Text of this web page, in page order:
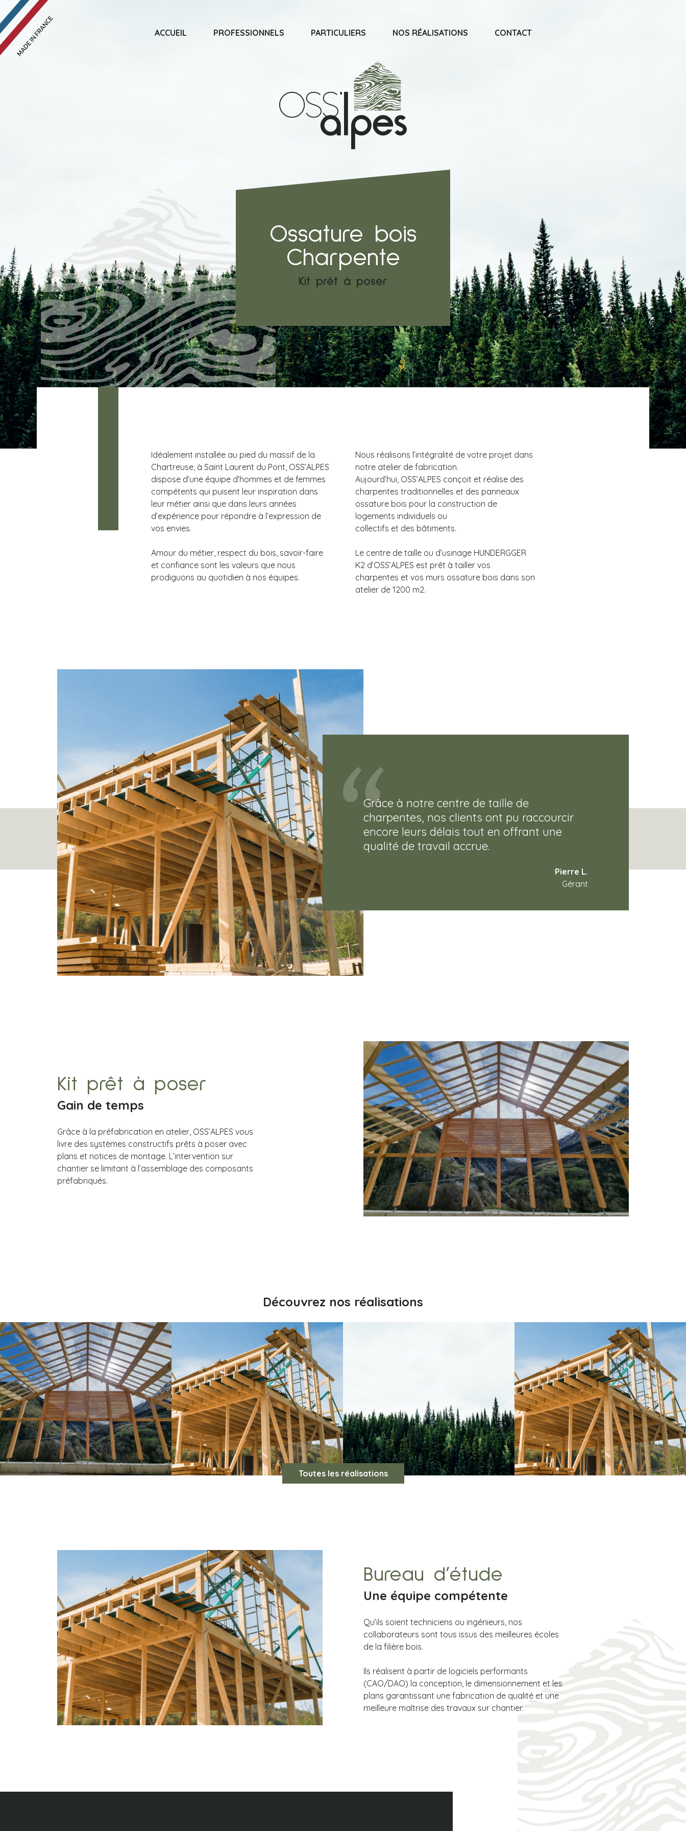
ACCUEIL PROFESSIONNELS PARTICULIERS NOS RÉALISATIONS CONTACT
Ossature bois
Charpente
Kit prêt à poser
Idéalement installée au pied du massif de la
Chartreuse, à Saint Laurent du Pont, OSS’ALPES
dispose d’une équipe d’hommes et de femmes
compétents qui puisent leur inspiration dans
leur métier ainsi que dans leurs années
d’expérience pour répondre à l’expression de
vos envies.
Amour du métier, respect du bois, savoir-faire
et confiance sont les valeurs que nous
prodiguons au quotidien à nos équipes.
Nous réalisons l’intégralité de votre projet dans
notre atelier de fabrication.
Aujourd’hui, OSS’ALPES conçoit et réalise des
charpentes traditionnelles et des panneaux
ossature bois pour la construction de
logements individuels ou
collectifs et des bâtiments.
Le centre de taille ou d’usinage HUNDERGGER
K2 d’OSS’ALPES est prêt à tailler vos
charpentes et vos murs ossature bois dans son
atelier de 1200 m2.
Grâce à notre centre de taille de
charpentes, nos clients ont pu raccourcir
encore leurs délais tout en offrant une
qualité de travail accrue.
Pierre L.
Gérant
Kit prêt à poser
Gain de temps
Grâce à la préfabrication en atelier, OSS’ALPES vous
livre des systèmes constructifs prêts à poser avec
plans et notices de montage. L’intervention sur
chantier se limitant à l’assemblage des composants
préfabriqués.
Découvrez nos réalisations
Toutes les réalisations
Bureau d’étude
Une équipe compétente
Qu’ils soient techniciens ou ingénieurs, nos
collaborateurs sont tous issus des meilleures écoles
de la filière bois.
Ils réalisent à partir de logiciels performants
(CAO/DAO) la conception, le dimensionnement et les
plans garantissant une fabrication de qualité et une
meilleure maîtrise des travaux sur chantier.